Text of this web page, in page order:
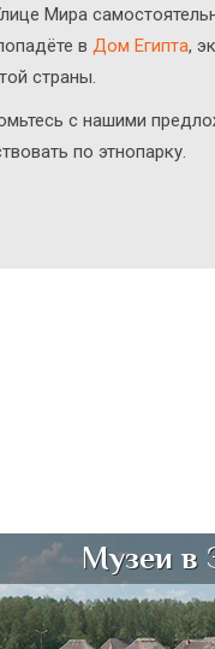
Мира
в Дом Египта,
страны.
с нашими
по этнопарку.
Музеи